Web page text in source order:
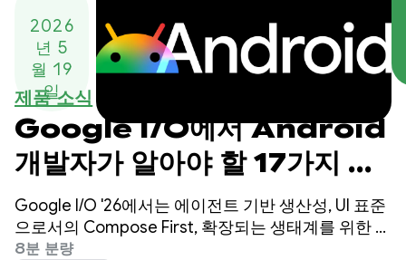
2026
년 5
월 19
일
제품 소식
Google I/O에서 Android
개발자가 알아야 할 17가지 사
항
Google I/O '26에서는 에이전트 기반 생산성, UI 표준
으로서의 Compose First, 확장되는 생태계를 위한 고
성능 미디어 및 적응형 개발에 중점을 둔 Android 개
8분 분량